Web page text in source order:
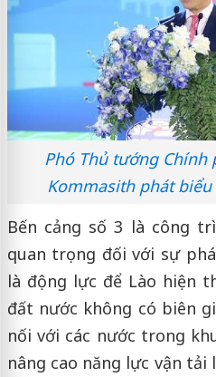
Phó Thủ tướng Chính
Kommasith phát
Bến cảng số 3 là công
quan trọng đối với sự
là động lực để Lào hiện
đất nước không có biên
nối với các nước trong
nâng cao năng lực vận